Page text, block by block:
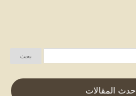
أحدث المقالات